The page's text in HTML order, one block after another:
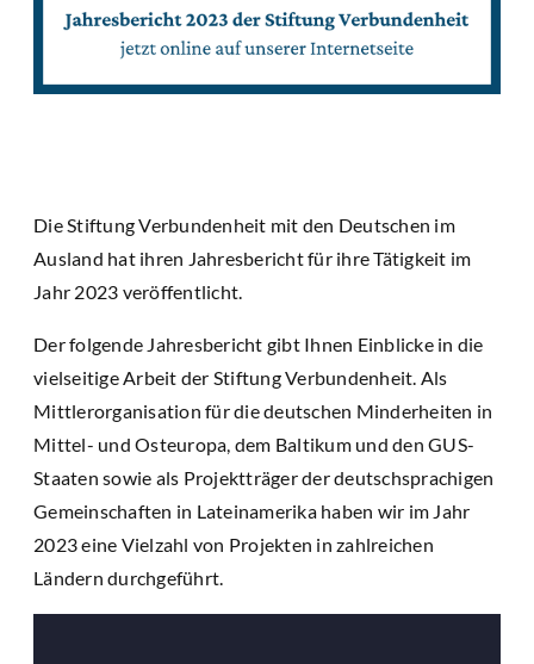
Die Stiftung Verbundenheit mit den Deutschen im
Ausland hat ihren Jahresbericht für ihre Tätigkeit im
Jahr 2023 veröffentlicht.
Der folgende Jahresbericht gibt Ihnen Einblicke in die
vielseitige Arbeit der Stiftung Verbundenheit. Als
Mittlerorganisation für die deutschen Minderheiten in
Mittel- und Osteuropa, dem Baltikum und den GUS-
Staaten sowie als Projektträger der deutschsprachigen
Gemeinschaften in Lateinamerika haben wir im Jahr
2023 eine Vielzahl von Projekten in zahlreichen
Ländern durchgeführt.